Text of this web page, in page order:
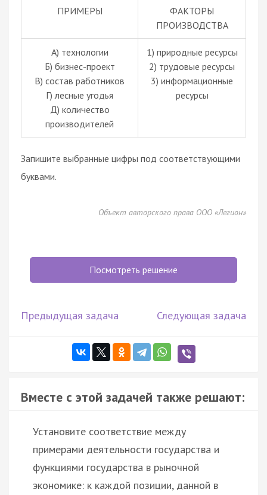
ПРИМЕРЫ
ФАКТОРЫ
ПРОИЗВОДСТВА
A) технологии
Б) бизнес-проект
B) состав работников
Г) лесные угодья
Д) количество
производителей
1) природные ресурсы
2) трудовые ресурсы
3) информационные
ресурсы
Запишите выбранные цифры под соответствующими
буквами.
Объект авторского права ООО «Легион»
Посмотреть решение
Предыдущая задача Следующая задача
Вместе с этой задачей также решают:
Установите соответствие между
примерами деятельности государства и
функциями государства в рыночной
экономике: к каждой позиции, данной в